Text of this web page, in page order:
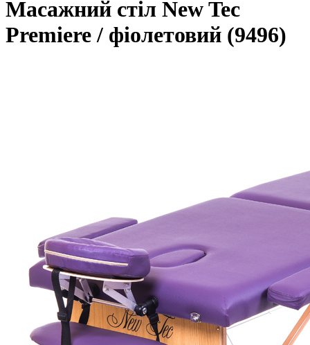
Масажний стіл New Tec
Premiere / фіолетовий (9496)